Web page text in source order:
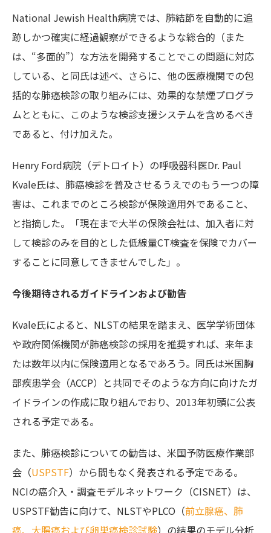
National Jewish Health病院では、肺結節を自動的に追
跡しかつ確実に経過観察ができるような総合的（また
は、“多面的”）な方法を開発することでこの問題に対応
している、と同氏は述べ、さらに、他の医療機関での包
括的な肺癌検診の取り組みには、効果的な禁煙プログラ
ムとともに、このような検診支援システムを含めるべき
であると、付け加えた。
Henry Ford病院（デトロイト）の呼吸器科医Dr. Paul
Kvale氏は、肺癌検診を普及させるうえでのもう一つの障
害は、これまでのところ検診が保険適用外であること、
と指摘した。「現在まで大半の保険会社は、加入者に対
して検診のみを目的とした低線量CT検査を保険でカバー
することに同意してきませんでした」。
今後期待されるガイドラインおよび勧告
Kvale氏によると、NLSTの結果を踏まえ、医学学術団体
や政府関係機関が肺癌検診の採用を推奨すれば、来年ま
たは数年以内に保険適用となるであろう。同氏は米国胸
部疾患学会（ACCP）と共同でそのような方向に向けたガ
イドラインの作成に取り組んでおり、2013年初頭に公表
される予定である。
また、肺癌検診についての勧告は、米国予防医療作業部
会（USPSTF）から間もなく発表される予定である。
NCIの癌介入・調査モデルネットワーク（CISNET）は、
USPSTF勧告に向けて、NLSTやPLCO（前立腺癌、肺
癌、大腸癌および卵巣癌検診試験）の結果のモデル分析